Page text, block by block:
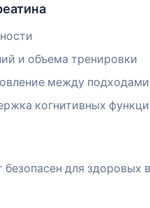
и объема тренировки
между подходами
когнитивных
для здоровых